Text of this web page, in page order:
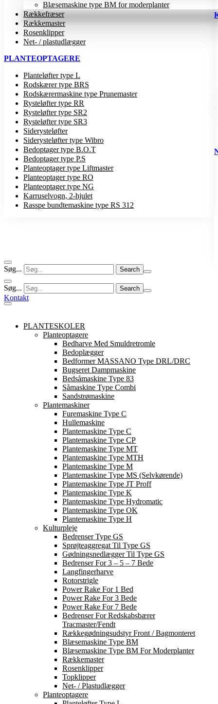
Blæsemaskine type BM for moderplanter
Rækkefræser
Rækkemaster
Rosenklipper
Net- / plastudlægger
PLANTEOPTAGERE
Planteløfter type L
Rodskærer type BRS
Rodskærermaskine type Prunemaster
Rysteløfter type RR
Rysteløfter type SR2
Rysteløfter type SR3
Siderysteløfter
Siderysteløfter type Wibro
Bedoptager type B.O.T
Bedoptager type P.S
Planteoptager type Liftmaster
Planteoptager type RO
Planteoptager type NG
Karruselvogn, 2-hjulet
Rasspe bundtemaskine type RS 312
Søg...
Søg...
Kontakt
PLANTESKOLER
Planteoptagere
Bedharve Med Smuldretromle
Bedoplægger
Bedformer MASSANO Type DRL/DRC
Bugseret Dampmaskine
Bedsåmaskine Type 83
Såmaskine Type Combi
Sandstrømaskine
Plantemaskiner
Furemaskine Type C
Hullemaskine
Plantemaskine Type C
Plantemaskine Type CP
Plantemaskine Type MT
Plantemaskine Type MTH
Plantemaskine Type M
Plantemaskine Type MS (Selvkørende)
Plantemaskine Type JT Proff
Plantemaskine Type K
Plantemaskine Type Hydromatic
Plantemaskine Type OK
Plantemaskine Type H
Kulturpleje
Bedrenser Type GS
Sprøjteaggregat Til Type GS
Gødningsnedlægger Til Type GS
Bedrenser For 3 – 5 – 7 Bede
Langfingerharve
Rotorstrigle
Power Rake For 1 Bed
Power Rake For 3 Bede
Power Rake For 7 Bede
Bedrenser For Redskabsbærer
Tracmaster/Fendt
Rækkegødningsudstyr Front / Bagmonteret
Blæsemaskine Type BM
Blæsemaskine Type BM For Moderplanter
Rækkemaster
Rosenklipper
Topklipper
Net- / Plastudlægger
Planteoptagere